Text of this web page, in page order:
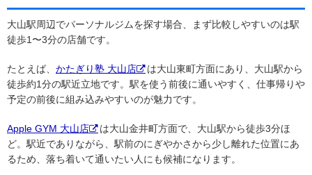
大山駅周辺でパーソナルジムを探す場合、まず比較しやすいのは駅
徒歩1〜3分の店舗です。
たとえば、 かたぎり塾 大山店
は大山東町方面にあり、大山駅から
徒歩約1分の駅近立地です。駅を使う前後に通いやすく、仕事帰りや
予定の前後に組み込みやすいのが魅力です。
Apple GYM 大山店
は大山金井町方面で、大山駅から徒歩3分ほ
ど。駅近でありながら、駅前のにぎやかさから少し離れた位置にあ
るため、落ち着いて通いたい人にも候補になります。